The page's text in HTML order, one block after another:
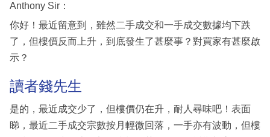
區
Anthony Sir：
你好！最近留意到，雖然二手成交和一手成交數據均下跌
了，但樓價反而上升，到底發生了甚麼事？對買家有甚麼啟
示？
讀者錢先生
是的，最近成交少了，但樓價仍在升，耐人尋味吧！表面
睇，最近二手成交宗數按月輕微回落，一手亦有波動，但樓